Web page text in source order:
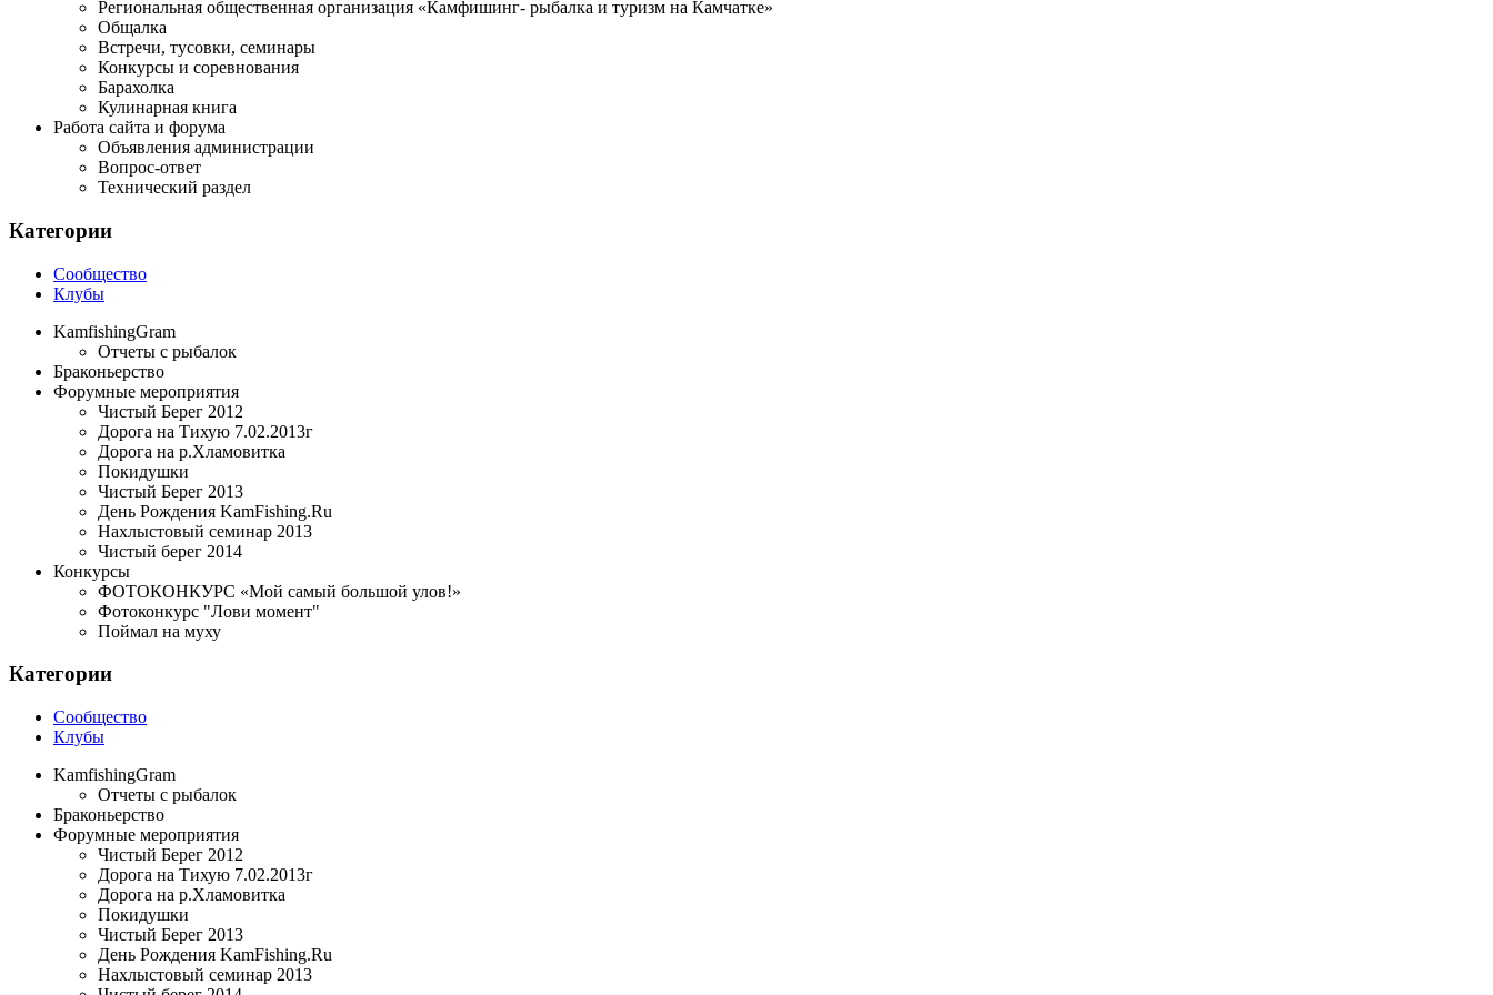
Региональная общественная организация «Камфишинг- рыбалка и туризм на Камчатке»
Общалка
Встречи, тусовки, семинары
Конкурсы и соревнования
Барахолка
Кулинарная книга
Работа сайта и форума
Объявления администрации
Вопрос-ответ
Технический раздел
Категории
Сообщество
Клубы
KamfishingGram
Отчеты с рыбалок
Браконьерство
Форумные мероприятия
Чистый Берег 2012
Дорога на Тихую 7.02.2013г
Дорога на р.Хламовитка
Покидушки
Чистый Берег 2013
День Рождения KamFishing.Ru
Нахлыстовый семинар 2013
Чистый берег 2014
Конкурсы
ФОТОКОНКУРС «Мой самый большой улов!»
Фотоконкурс "Лови момент"
Поймал на муху
Категории
Сообщество
Клубы
KamfishingGram
Отчеты с рыбалок
Браконьерство
Форумные мероприятия
Чистый Берег 2012
Дорога на Тихую 7.02.2013г
Дорога на р.Хламовитка
Покидушки
Чистый Берег 2013
День Рождения KamFishing.Ru
Нахлыстовый семинар 2013